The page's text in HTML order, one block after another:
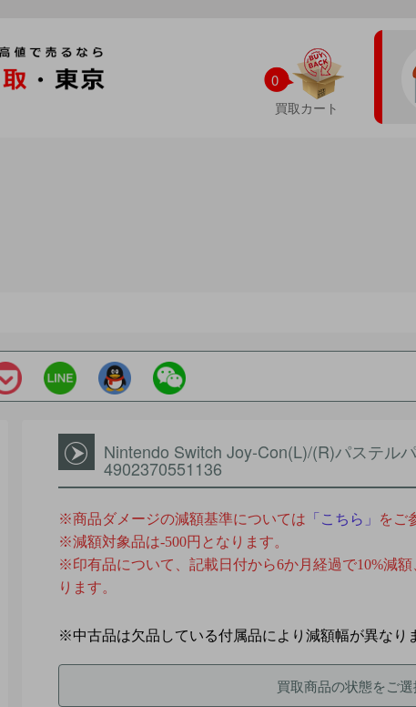
0
買取カート
Nintendo Switch Joy-Con(L)/(R)パステル
4902370551136
※商品ダメージの減額基準については 「 こちら 」
をご
※減額対象品は-500円となります。
※印有品について、記載日付から6か月経過で10%減額
ります。
※中古品は欠品している付属品により減額幅が異なり
買取商品の状態をご選